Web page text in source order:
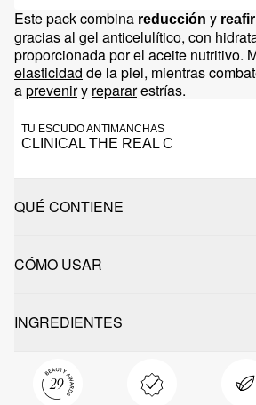
Este pack combina reducción y
gracias al gel anticelulítico, con
proporcionada por el aceite nutritivo.
elasticidad de la piel, mientras
apreveniry repararestrías.
TU ESCUDO ANTIMANCHAS
CLINICAL THE REAL C
QUÉ CONTIENE
CÓMO USAR
INGREDIENTES